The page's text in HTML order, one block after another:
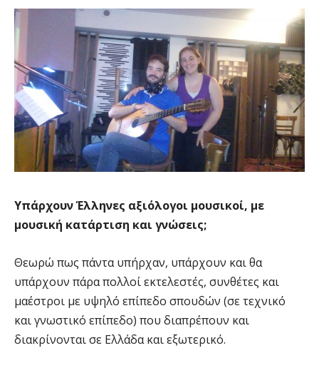
Υπάρχουν Έλληνες αξιόλογοι μουσικοί, με
μουσική κατάρτιση και γνώσεις;
Θεωρώ πως πάντα υπήρχαν, υπάρχουν και θα
υπάρχουν πάρα πολλοί εκτελεστές, συνθέτες και
μαέστροι με υψηλό επίπεδο σπουδών (σε τεχνικό
και γνωστικό επίπεδο) που διαπρέπουν και
διακρίνονται σε Ελλάδα και εξωτερικό.